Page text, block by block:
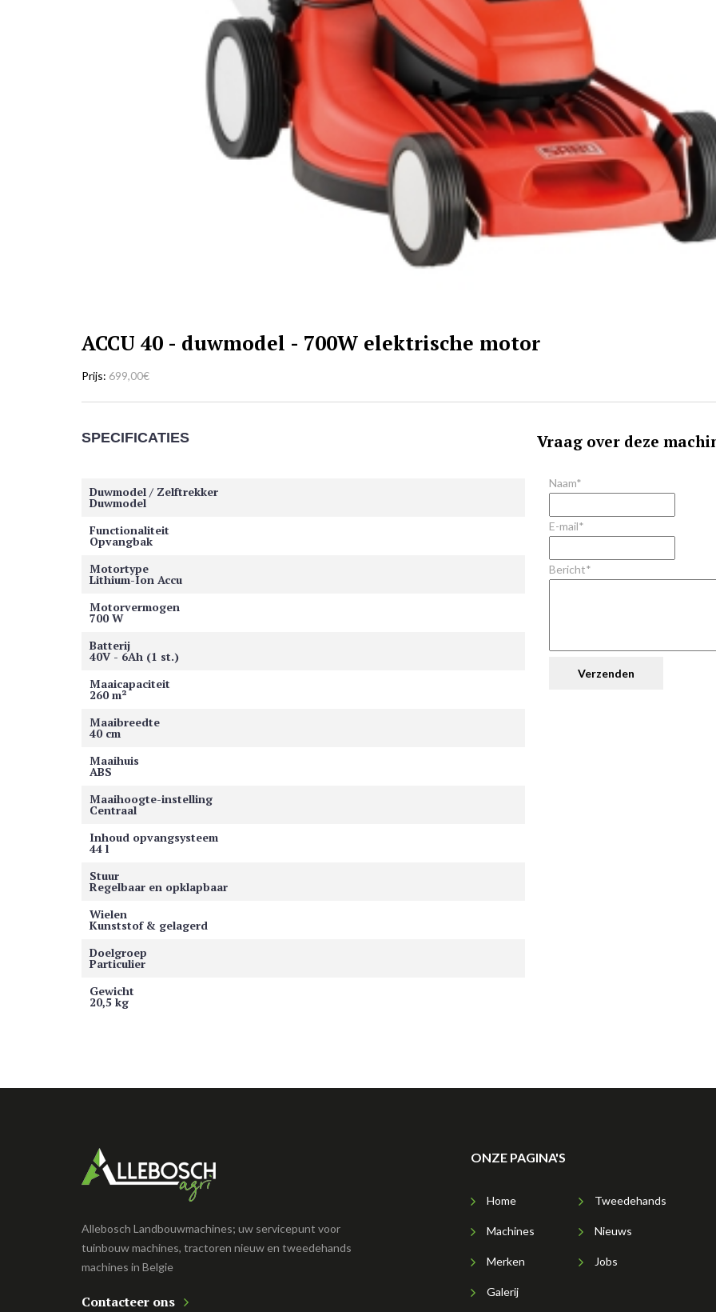
ACCU 40 - duwmodel - 700W elektrische motor
Prijs 699,00€
SPECIFICATIES
Duwmodel / Zelftrekker
Duwmodel
Functionaliteit
Opvangbak
Motortype
Lithium-Ion Accu
Motorvermogen
700 W
Batterij
40V - 6Ah (1 st.)
Maaicapaciteit
260 m²
Maaibreedte
40 cm
Maaihuis
ABS
Maaihoogte-instelling
Centraal
Inhoud opvangsysteem
44 l
Stuur
Regelbaar en opklapbaar
Wielen
Kunststof & gelagerd
Doelgroep
Particulier
Gewicht
20,5 kg
Vraag over deze
Naam*
E-mail*
Bericht*
Allebosch Landbouwmachines; uw servicepunt voor
tuinbouw machines, tractoren nieuw en tweedehands
machines in Belgie
Contacteer ons
ONZE PAGINA'S
Home
Machines
Merken
Galerij
Tweedehands
Nieuws
Jobs